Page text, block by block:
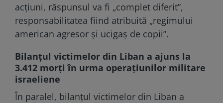
acțiuni, răspunsul va fi „complet diferit”,
responsabilitatea fiind atribuită „regimului
american agresor și ucigaș de copii”.
Bilanțul victimelor din Liban a ajuns la
3.412 morți în urma operațiunilor militare
israeliene
În paralel, bilanțul victimelor din Liban a